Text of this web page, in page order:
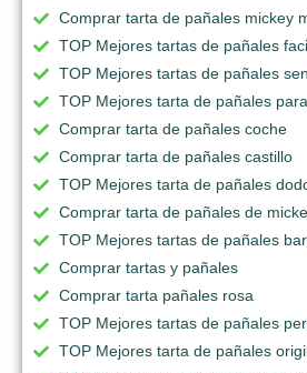
Comprar tarta de pañales mickey
TOP Mejores tartas de pañales
TOP Mejores tartas de pañales
TOP Mejores tarta de pañales
Comprar tarta de pañales coche
Comprar tarta de pañales castillo
TOP Mejores tarta de pañales
Comprar tarta de pañales de
TOP Mejores tartas de pañales
Comprar tartas y pañales
Comprar tarta pañales rosa
TOP Mejores tartas de pañales
TOP Mejores tarta de pañales